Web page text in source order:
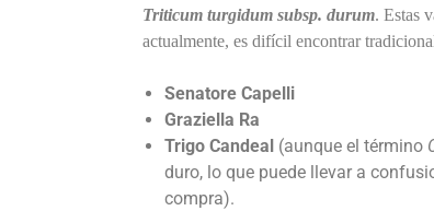
Triticum turgidum subsp. durum. Estas
actualmente, es difícil encontrar
Senatore Capelli
Graziella Ra
Trigo Candeal (aunque el término
duro, lo que puede llevar a
compra).